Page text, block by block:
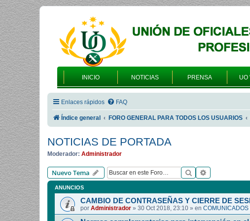
INICIO NOTICIAS PRENSA UO
Enlaces rápidos FAQ
Índice general FORO GENERAL PARA TODOS LOS USUARIOS
NOTICIAS DE PORTADA
Moderador: Administrador
Nuevo Tema Buscar
ANUNCIOS
CAMBIO DE CONTRASEÑAS Y CIERRE DE
por Administrador » 30 Oct 2018, 23:10 » en COMUNICADOS